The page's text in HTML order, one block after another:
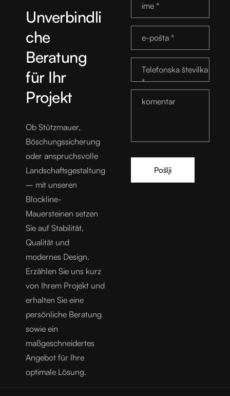
Unverbindli
che
Beratung
für Ihr
Projekt
Ob Stützmauer,
Böschungssicherung
oder anspruchsvolle
Landschaftsgestaltung
– mit unseren
Blockline-
Mauersteinen setzen
Sie auf Stabilität,
Qualität und
modernes Design.
Erzählen Sie uns kurz
von Ihrem Projekt und
erhalten Sie eine
persönliche Beratung
sowie ein
maßgeschneidertes
Angebot für Ihre
optimale Lösung.
o
t
a
n
i
o
ime *
e-pošta *
Telefonska številka
*
komentar
Pošlji